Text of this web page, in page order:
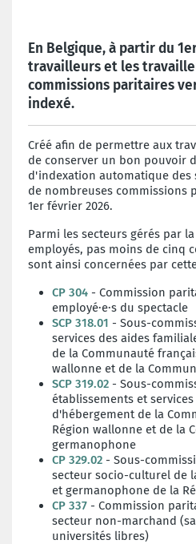
En Belgique, à partir du
travailleurs et les
commissions paritaires
indexé.
Créé afin de permettre aux
de conserver un bon pouvoir
d'indexation automatique des
de nombreuses commissions
1er février 2026.
Parmi les secteurs gérés par
employés, pas moins de cinq
sont ainsi concernées par
CP 304 - Commission
employé·e·s du spectacle
SCP 318.01 - Sous-
services des aides
de la Communauté
wallonne et de la
SCP 319.02 - Sous-
établissements et
d'hébergement de la
Région wallonne et de la
germanophone
CP 329.02 - Sous-
secteur socio-culturel de
et germanophone de la
CP 337 - Commission
secteur non-marchand
universités libres)